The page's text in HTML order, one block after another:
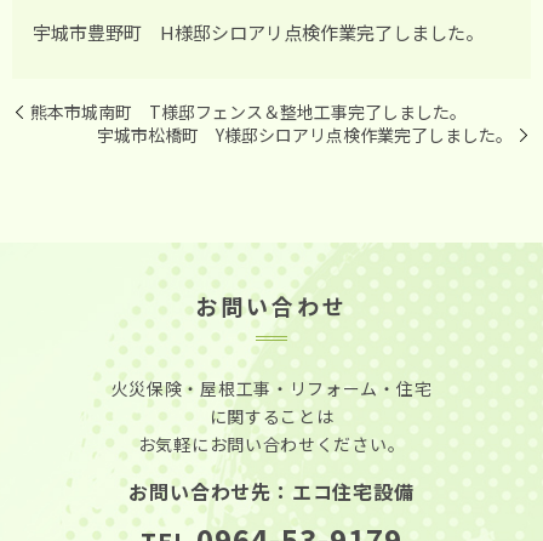
宇城市豊野町 H様邸シロアリ点検作業完了しました。
熊本市城南町 T様邸フェンス＆整地工事完了しました。
宇城市松橋町 Y様邸シロアリ点検作業完了しました。
お問い合わせ
火災保険・屋根工事・リフォーム・住宅
に関することは
お気軽にお問い合わせください。
お問い合わせ先：エコ住宅設備